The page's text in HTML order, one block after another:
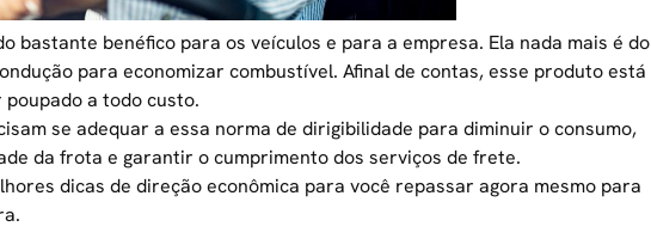
bastante benéfico para os veículos e para a empresa. Ela nada mais é do
para economizar combustível. Afinal de contas, esse produto está
a todo custo.
se adequar a essa norma de dirigibilidade para diminuir o consumo,
da frota e garantir o cumprimento dos serviços de frete.
dicas de direção econômica para você repassar agora mesmo para